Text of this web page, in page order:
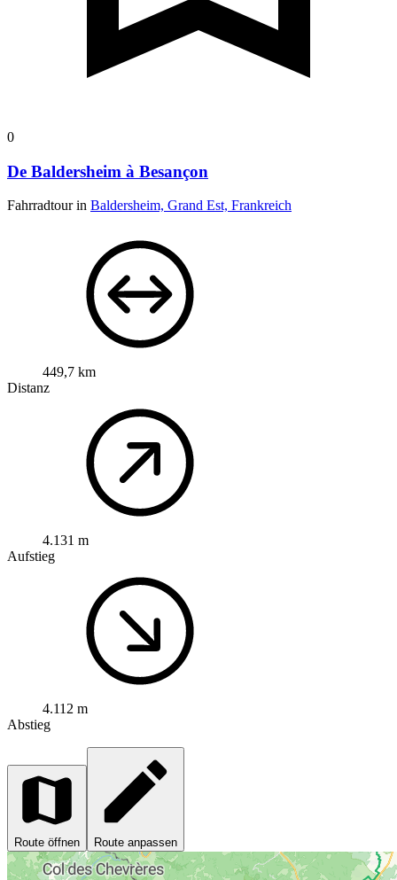
0
De Baldersheim à Besançon
Fahrradtour in Baldersheim, Grand Est, Frankreich
449,7 km
Distanz
4.131 m
Aufstieg
4.112 m
Abstieg
Route öffnen Route anpassen